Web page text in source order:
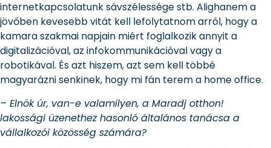
internetkapcsolatunk sávszélessége stb. Alighanem a
jövőben kevesebb vitát kell lefolytatnom arról, hogy a
kamara szakmai napjain miért foglalkozik annyit a
digitalizációval, az infokommunikációval vagy a
robotikával. És azt hiszem, azt sem kell többé
magyarázni senkinek, hogy mi fán terem a home office.
– Elnök úr, van-e valamilyen, a Maradj otthon!
lakossági üzenethez hasonló általános tanácsa a
vállalkozói közösség számára?